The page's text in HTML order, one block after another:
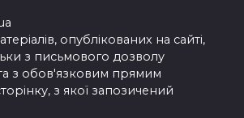
опублікованих на сайті,
з письмового дозволу
з обов'язковим прямим
з якої запозичений